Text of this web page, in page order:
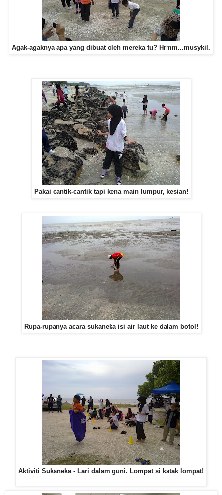
Agak-agaknya apa yang dibuat oleh mereka tu? Hrmm...musykil.
Pakai cantik-cantik tapi kena main lumpur, kesian!
Rupa-rupanya acara sukaneka isi air laut ke dalam botol!
Aktiviti Sukaneka - Lari dalam guni. Lompat si katak lompat!